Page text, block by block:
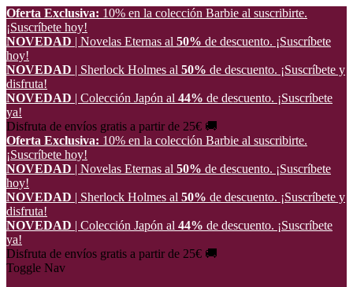
Oferta Exclusiva: 10% en la colección Barbie al suscribirte.
¡Suscríbete hoy!
NOVEDAD | Novelas Eternas al 50% de descuento. ¡Suscríbete
hoy!
NOVEDAD | Sherlock Holmes al 50% de descuento. ¡Suscríbete y
disfruta!
NOVEDAD | Colección Japón al 44% de descuento. ¡Suscríbete
ya!
Disfruta de envíos gratis a partir de 25€ 🚚
Oferta Exclusiva: 10% en la colección Barbie al suscribirte.
¡Suscríbete hoy!
NOVEDAD | Novelas Eternas al 50% de descuento. ¡Suscríbete
hoy!
NOVEDAD | Sherlock Holmes al 50% de descuento. ¡Suscríbete y
disfruta!
NOVEDAD | Colección Japón al 44% de descuento. ¡Suscríbete
ya!
Disfruta de envíos gratis a partir de 25€ 🚚
Toggle Nav